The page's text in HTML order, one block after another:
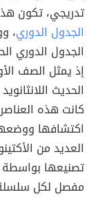
تدريجي، تكون
الجدول الدوري،
الجدول الدوري
إذ يمثل الصف
الحديث
كانت هذه
اكتشافها
العديد من
تصنيعها بواسطة
مفصل لكل